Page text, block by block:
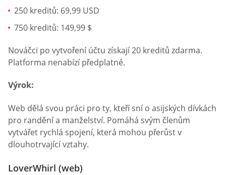
250 kreditů: 69,99 USD
750 kreditů: 149,99 $
Nováčci po vytvoření účtu získají 20 kreditů zdarma.
Platforma nenabízí předplatné.
Výrok:
Web dělá svou práci pro ty, kteří sní o asijských dívkách
pro randění a manželství. Pomáhá svým členům
vytvářet rychlá spojení, která mohou přerůst v
dlouhotrvající vztahy.
LoverWhirl (web)